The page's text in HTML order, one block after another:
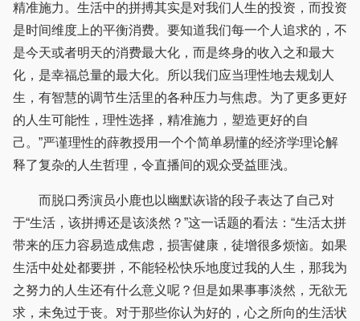
精准施力。生活中的拼搏其实是对我们人生的投资，而投资
是时间维度上的平衡消费。要知道我们每一个人追求的，不
是今天或者明天的消费最大化，而是终身的收入之和最大
化，是幸福总量的最大化。所以我们应当理性地去规划人
生，有智慧的调节生活里的各种压力与焦虑。为了更多更好
的人生可能性，理性选择，精准施力，塑造更好的自
己。”严谨理性的薛教授用一个个简单易懂的经济学理论解
释了复杂的人生哲理，令直播间的观众受益匪浅。
而脱口秀演员小鹿也以幽默诙谐的段子表达了自己对
于“生活，该拼搏还是该淡然？”这一话题的看法：“生活太拼
带来的压力容易造成焦虑，损害健康，徒增很多烦恼。如果
生活中处处都要拼，不能轻松快乐地度过我的人生，那我为
之努力的人生还有什么意义呢？但是如果事事淡然，无欲无
求，未免过于丧。对于那些你认为好的，心之所向的生活状